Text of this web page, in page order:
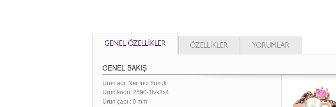
GENEL ÖZELLİKLER ÖZELLİKLER YORUMLAR
GENEL BAKIŞ
Ürün adı: Ner İnci Yüzük
Ürün kodu: 2590-1tvk3x4
Ürün çapı : 0 mm